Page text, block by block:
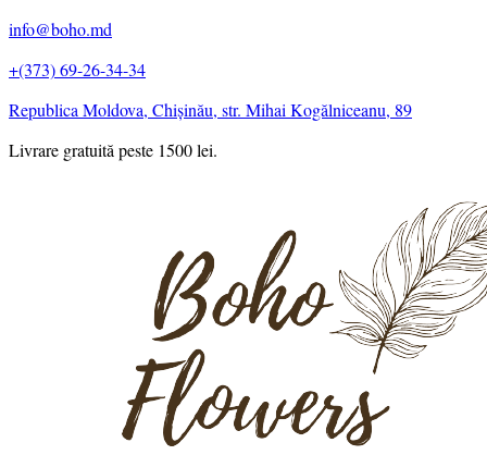
info@boho.md
+(373) 69-26-34-34
Republica Moldova, Chișinău, str. Mihai Kogălniceanu, 89
Livrare gratuită peste 1500 lei.